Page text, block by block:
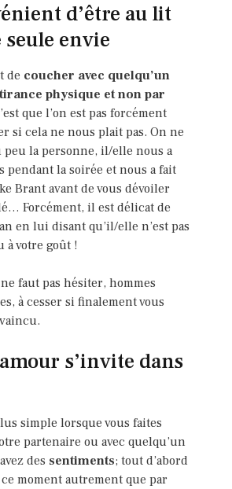
d’être au lit
seule envie
de coucher avec quelqu’un
physique et non par
que l’on est pas forcément
si cela ne nous plait pas. On ne
peu la personne, il/elle nous a
pendant la soirée et nous a fait
Brant avant de vous dévoiler
Forcément, il est délicat de
en lui disant qu’il/elle n’est pas
à votre goût !
faut pas hésiter, hommes
à cesser si finalement vous
s’invite dans
simple lorsque vous faites
partenaire ou avec quelqu’un
des sentiments; tout d’abord
moment autrement que par